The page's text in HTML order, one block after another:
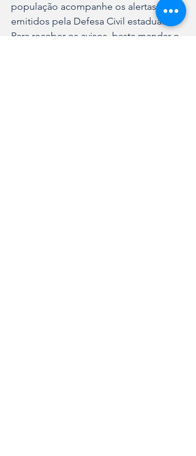
população acompanhe os alertas
emitidos pela Defesa Civil estadual.
Para receber os avisos, basta mandar o